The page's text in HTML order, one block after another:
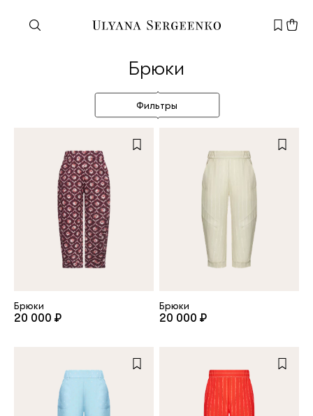
Нужна помощь?
Служба поддержки+7 495 105 70 25
support@ulyanasergeenko.com
Электронная почта
Пароль
Дата рождения
Брюки
Фильтры
Брюки
20 000 ₽
Брюки
20 000 ₽